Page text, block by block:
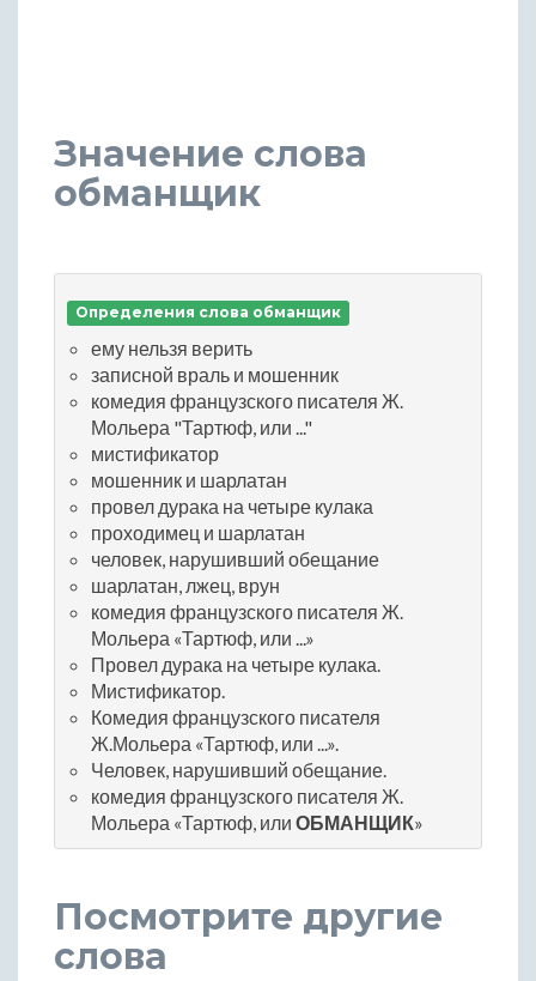
Значение слова
обманщик
Определения слова обманщик
ему нельзя верить
записной враль и мошенник
комедия французского писателя Ж.
Мольера "Тартюф, или ..."
мистификатор
мошенник и шарлатан
провел дурака на четыре кулака
проходимец и шарлатан
человек, нарушивший обещание
шарлатан, лжец, врун
комедия французского писателя Ж.
Мольера «Тартюф, или ...»
Провел дурака на четыре кулака.
Мистификатор.
Комедия французского писателя
Ж.Мольера «Тартюф, или ...».
Человек, нарушивший обещание.
комедия французского писателя Ж.
Мольера «Тартюф, или ОБМАНЩИК»
Посмотрите другие
слова